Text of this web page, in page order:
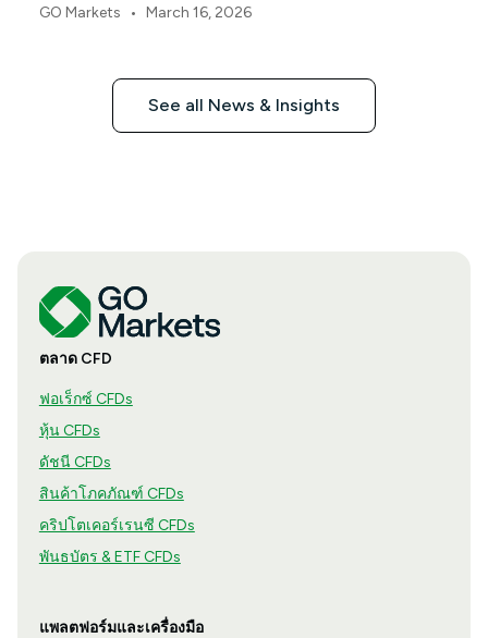
GO Markets • March 16, 2026
See all News & Insights
ตลาด CFD
ฟอเร็กซ์ CFDs
หุ้น CFDs
ดัชนี CFDs
สินค้าโภคภัณฑ์ CFDs
คริปโตเคอร์เรนซี CFDs
พันธบัตร & ETF CFDs
แพลตฟอร์มและเครื่องมือ